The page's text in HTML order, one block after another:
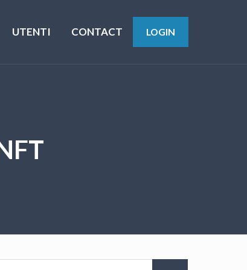
UTENTI CONTACT LOGIN